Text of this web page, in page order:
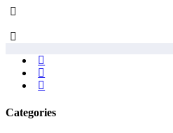
Categories